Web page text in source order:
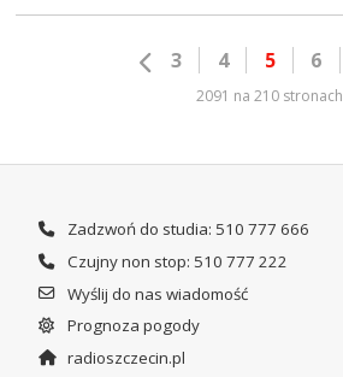
3 4 5 6
2091 na 210 stronach
Zadzwoń do studia: 510 777 666
Czujny non stop: 510 777 222
Wyślij do nas wiadomość
Prognoza pogody
radioszczecin.pl